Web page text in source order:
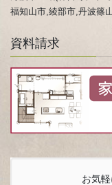
福知山市,綾部市,丹波篠
資料請求
お気